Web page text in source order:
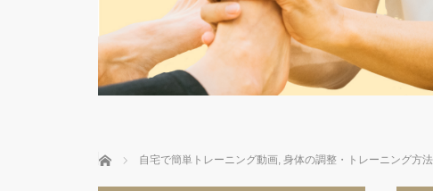
ホーム 自宅で簡単トレーニング動画, 身体の調整・トレーニング方法